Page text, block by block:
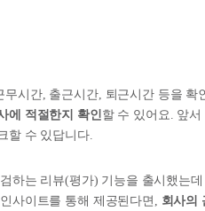
시간, 출근시간, 퇴근시간 등을 확
에 적절한지 확인 할 수 있어요. 앞서
할 수 있답니다.
하는 리뷰(평가) 기능을 출시했는데
사이트를 통해 제공된다면, 회사의